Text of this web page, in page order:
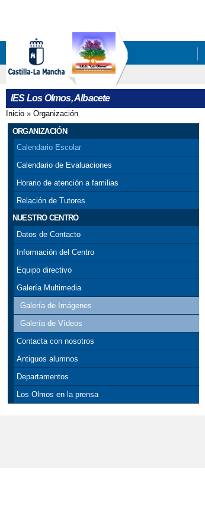
IES Los Olmos, Albacete
Se encuentra usted aquí
Inicio » Organización
ORGANIZACIÓN
Calendario Escolar
Calendario de Evaluaciones
Horario de atención a familias
Relación de Tutores
NUESTRO CENTRO
Datos de Contacto
Información del Centro
Equipo directivo
Galería Multimedia
Galería de Imágenes
Galería de Vídeos
Contacta con nosotros
Antiguos alumnos
Departamentos
Los Olmos en la prensa